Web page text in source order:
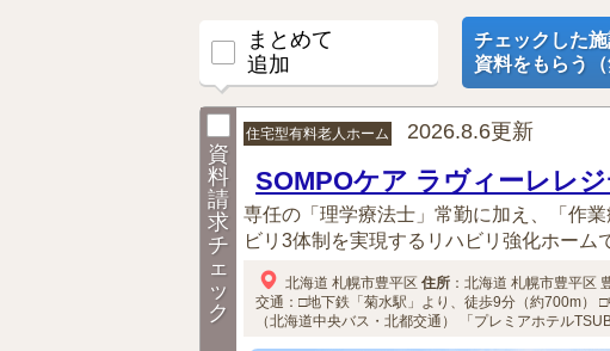
まとめて
追加
チェックした
資料をもらう（
資
料
請
求
チ
ェ
ッ
ク
住宅型有料老人ホーム 2026.8.6更新
SOMPOケア ラヴィーレレ
専任の「理学療法士」常勤に加え、「作
ビリ3体制を実現するリハビリ強化ホーム
北海道 札幌市豊平区 住所 ： 北海道 札幌市豊平区
交通：□地下鉄「菊水駅」より、徒歩9分（約700m）
□
（北海道中央バス・北都交通）
「プレミアホテル